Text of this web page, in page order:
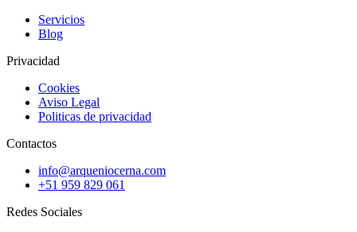
Servicios
Blog
Privacidad
Cookies
Aviso Legal
Politicas de privacidad
Contactos
info@arqueniocerna.com
+51 959 829 061
Redes Sociales